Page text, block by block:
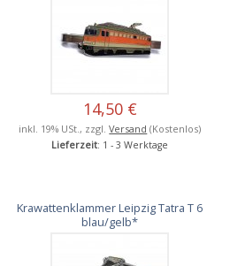
14,50 €
inkl. 19% USt., zzgl.Versand (Kostenlos)
Lieferzeit: 1 - 3 Werktage
Krawattenklammer Leipzig Tatra T 6
blau/gelb*